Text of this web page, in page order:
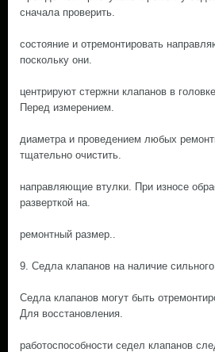
сначала проверить.
состояние и отремонтировать
поскольку они.
центрируют стержни клапанов в
Перед измерением.
диаметра и проведением любых
тщательно очистить.
направляющие втулки. При износе
разверткой на.
ремонтный размер..
9. Седла клапанов на наличие
Седла клапанов могут быть
Для восстановления.
работоспособности седел клапанов